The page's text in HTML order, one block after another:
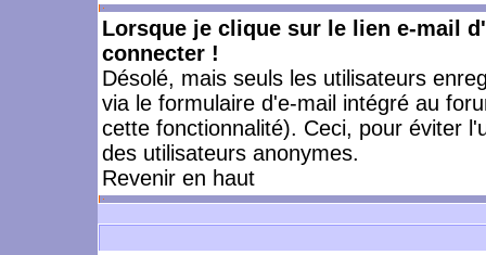
Lorsque je clique sur le lien e-mail
connecter !
Désolé, mais seuls les utilisateurs
via le formulaire d'e-mail intégré au
cette fonctionnalité). Ceci, pour éviter
des utilisateurs anonymes.
Revenir en haut